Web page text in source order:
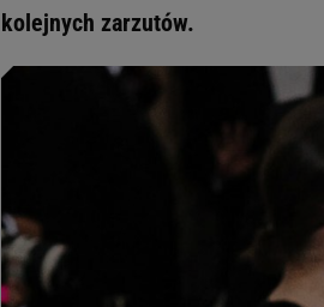
kolejnych zarzutów.badnie odbiorców i